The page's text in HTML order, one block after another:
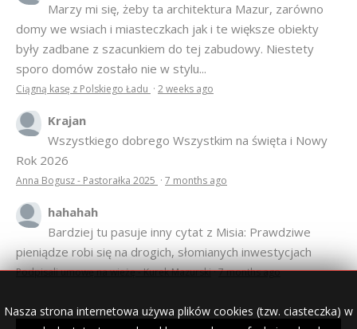
Marzy mi się, żeby ta architektura Mazur, zarówno
domy we wsiach i miasteczkach jak i te większe obiekty
były zadbane z szacunkiem do tej zabudowy. Niestety
sporo domów zostało nie w stylu...
Ciągną kasę z Polskiego Ładu · 2 weeks ago
Krajan
Wszystkiego dobrego Wszystkim na święta i Nowy
Rok 2026
Anna Bogusz - Pastorałka 2025 · 7 months ago
hahahah
Bardziej tu pasuje inny cytat z Misia: Prawdziwe
pieniądze robi się na drogich, słomianych inwestycjach
Podpisali umowę na wieżę - Kurek Mazurski·7 months ago
Nasza strona internetowa używa plików cookies (tzw. ciasteczka) w